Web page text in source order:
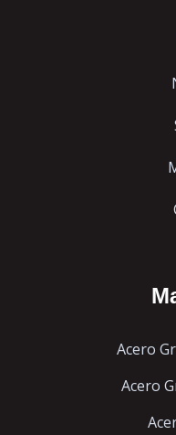
Acero
Acero